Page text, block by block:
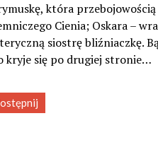
która
Cienia; Oskara –
siostrę bliźniaczkę.
kryje się po drugiej stronie…